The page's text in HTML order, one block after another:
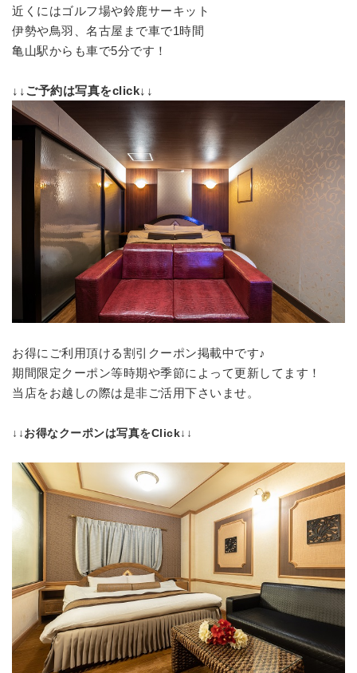
近くにはゴルフ場や鈴鹿サーキット
伊勢や鳥羽、名古屋まで車で1時間
亀山駅からも車で5分です！
↓↓ご予約は写真をclick↓↓
お得にご利用頂ける割引クーポン掲載中です♪
期間限定クーポン等時期や季節によって更新してます！
当店をお越しの際は是非ご活用下さいませ。
↓↓お得なクーポンは写真をClick↓↓